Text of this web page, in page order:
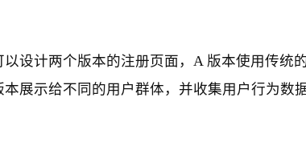
设计两个版本的注册页面，A 版本使用传统
展示给不同的用户群体，并收集用户行为数